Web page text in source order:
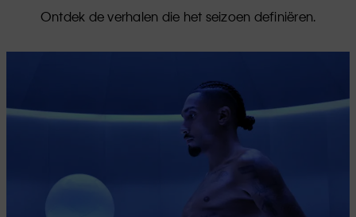
Ontdek de verhalen die het seizoen definiëren.